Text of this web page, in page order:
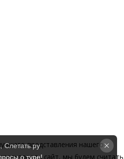
представления нашего
сайт, мы будем считать
Слетать.ру
о туре!